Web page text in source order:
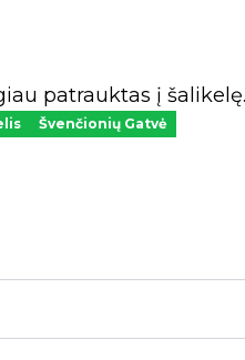
patrauktas į
Švenčionių Gatvė